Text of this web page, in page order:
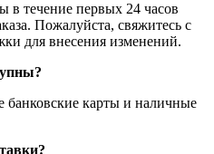
в течение первых 24 часов
Пожалуйста, свяжитесь с
для внесения изменений.
карты и наличные